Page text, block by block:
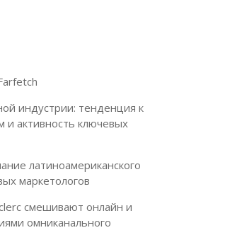
индустрии: тенденция к
активность ключевых
латиноамериканского
маркетологов
смешивают онлайн и
омниканального